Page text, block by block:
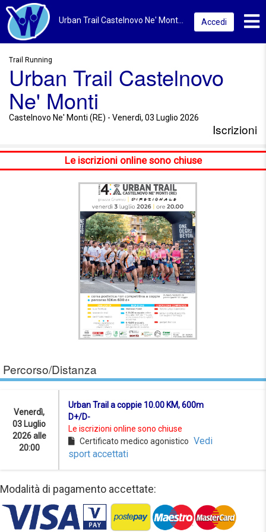
Accedi
Trail Running
Urban Trail Castelnovo
Ne' Monti
Castelnovo Ne' Monti (RE) - Venerdì, 03 Luglio 2026
Iscrizioni
Le iscrizioni online sono chiuse
Percorso/Distanza
Venerdì,
03 Luglio
2026 alle
20:00
Urban Trail a coppie 10.00 KM, 600m
D+/D-
Le iscrizioni online sono chiuse
Certificato medico agonistico Vedi
sport accettati
Modalità di pagamento accettate: